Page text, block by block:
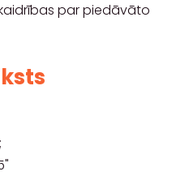
par piedāvāto